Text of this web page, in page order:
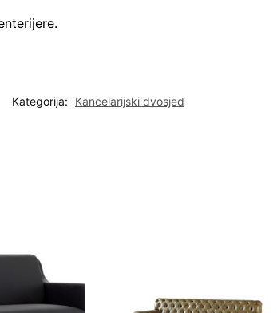
Kategorija: Kancelarijski dvosjed